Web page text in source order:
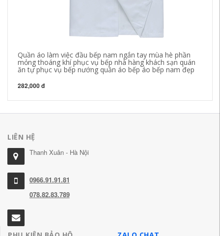
Quần áo làm việc đầu bếp nam ngắn tay mùa hè phần
mỏng thoáng khí phục vụ bếp nhà hàng khách sạn quán
ăn tự phục vụ bếp nướng quần áo bếp áo bếp nam đẹp
282,000 đ
LIÊN HỆ
Thanh Xuân - Hà Nội
0966.91.91.81
078.82.83.789